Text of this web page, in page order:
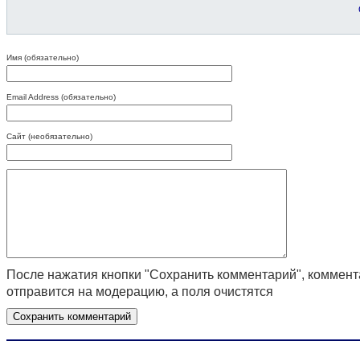
Имя (обязательно)
Email Address (обязательно)
Сайт (необязательно)
После нажатия кнопки "Сохранить комментарий",
отправится на модерацию, а поля очистятся